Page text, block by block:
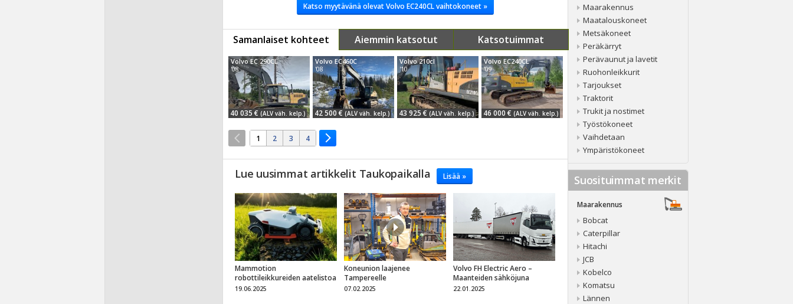
Katso myytävänä olevat Volvo EC240CL vaihtokoneet »
Samanlaiset kohteet Aiemmin katsotut Katsotuimmat
Volvo EC 290CL
'08
40 035 € (ALV väh. kelp.)
Volvo EC460C
'08
42 500 € (ALV väh. kelp.)
Volvo 210cl
'10
43 925 € (ALV väh. kelp.)
Volvo EC240CL
'09
46 000 € (ALV väh. kelp.)
1 2 3 4
Lue uusimmat artikkelit Taukopaikalla Lisää »
Mammotion
robottileikkureiden aatelistoa
19.06.2025
Koneunion laajenee
Tampereelle
07.02.2025
Volvo FH Electric Aero –
Maanteiden sähköjuna
22.01.2025
Maarakennus
Maatalouskoneet
Metsäkoneet
Peräkärryt
Perävaunut ja lavetit
Ruohonleikkurit
Tarjoukset
Traktorit
Trukit ja nostimet
Työstökoneet
Vaihdetaan
Ympäristökoneet
Suosituimmat merkit
Maarakennus
Bobcat
Caterpillar
Hitachi
JCB
Kobelco
Komatsu
Lännen